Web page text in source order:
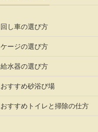
回し車の選び方
ケージの選び方
給水器の選び方
おすすめ砂浴び場
おすすめトイレと掃除の仕方